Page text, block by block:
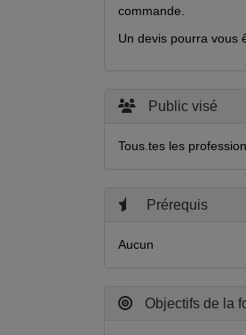
commande.
Un devis pourra vous
Public visé
Tous.tes les
Prérequis
Aucun
Objectifs de la